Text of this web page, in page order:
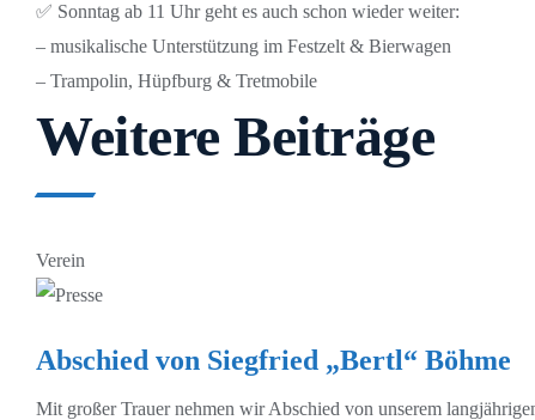
✅ Sonntag ab 11 Uhr geht es auch schon wieder weiter:
– musikalische Unterstützung im Festzelt & Bierwagen
– Trampolin, Hüpfburg & Tretmobile
Weitere Beiträge
Verein
Abschied von Siegfried „Bertl“ Böhme
Mit großer Trauer nehmen wir Abschied von unserem